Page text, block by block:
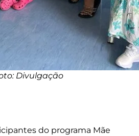
Divulgação
do programa Mãe